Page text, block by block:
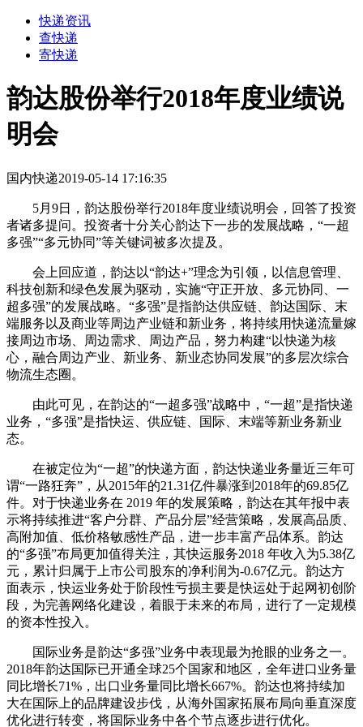
快递资讯
查快递
寄快递
韵达股份举行2018年度业绩说
明会
国内快递2019-05-14 17:16:35
5月9日，韵达股份举行2018年度业绩说明会，回答了投资
者诸多提问。投资者十分关心韵达下一步的发展战略，“一超
多强”“多元协同”等关键词被多次提及。
会上回应道，韵达以“韵达+”理念为引领，以信息管理、
科技创新和绿色发展为驱动，实施“守正开放、多元协同、一
超多强”的发展战略。“多强”是指韵达供应链、韵达国际、末
端服务以及商业等周边产业链和新业务，将持续用快递流量嫁
接周边市场、周边需求、周边产品，努力构建“以快递为核
心，融合周边产业、新业务、新业态协同发展”的多层次综合
物流生态圈。
由此可见，在韵达的“一超多强”战略中，“一超”是指快递
业务，“多强”是指快运、供应链、国际、末端等新业务新业
态。
在被定位为“一超”的快递方面，韵达快递业务量近三年可
谓“一路狂奔”，从2015年的21.31亿件暴涨到2018年的69.85亿
件。对于快递业务在 2019 年的发展策略，韵达在其年报中表
示将持续推进“客户分群、产品分层”经营策略，发展高品质、
高附加值、低价格敏感性产品，进一步丰富产品体系。韵达
的“多强”布局更加值得关注，其快运服务2018 年收入为5.38亿
元，累计归属于上市公司股东的净利润为-0.67亿元。韵达方
面表示，快运业务处于阶段性亏损主要是快运处于起网初创阶
段，为完善网络化建设，着眼于未来的布局，进行了一定规模
的资本性投入。
国际业务是韵达“多强”业务中表现最为抢眼的业务之一。
2018年韵达国际已开通全球25个国家和地区，全年进口业务量
同比增长71%，出口业务量同比增长667%。韵达也将持续加
大在国际上的品牌建设步伐，从海外国家拓展布局向垂直深度
优化进行转变，将国际业务中各个节点逐步进行优化。